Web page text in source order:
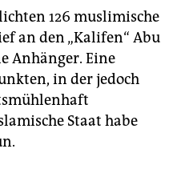
126 muslimische
an den „Kalifen“ Abu
Anhänger. Eine
in der jedoch
Staat habe